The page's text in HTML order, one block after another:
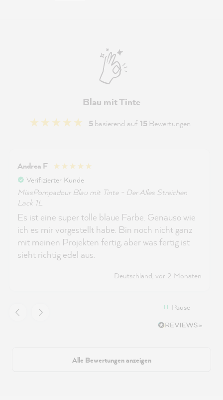
Blau mit Tinte
5basierend auf 15 Bewertungen
Andrea F
Verifizierter Kunde
MissPompadour Blau mit Tinte - Der Alles Streichen
Lack 1L
Es ist eine super tolle blaue Farbe. Genauso wie
ich es mir vorgestellt habe. Bin noch nicht ganz
mit meinen Projekten fertig, aber was fertig ist
sieht richtig edel aus.
Deutschland, vor 2 Monaten
Pause
Alle Bewertungen anzeigen